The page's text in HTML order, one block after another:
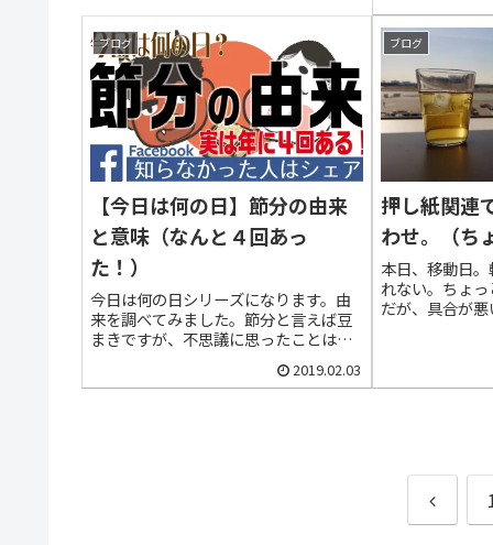
トルによれば
コン支部」と
ブログ
【今日は何の日】節分の由来
と意味（なんと４回あっ
た！）
今日は何の日シリーズになります。由
来を調べてみました。節分と言えば豆
まきですが、不思議に思ったことはあ
きて、少しびっくり。トリビア的な話
2019.02.03
ブログ
押し紙関連
わせ。（ち
本日、移動日
れない。ちょ
だが、具合が
には羽田空港
前